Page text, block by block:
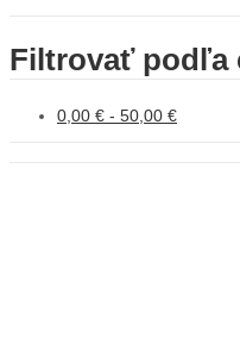
Filtrovať podľa
0,00 € - 50,00 €